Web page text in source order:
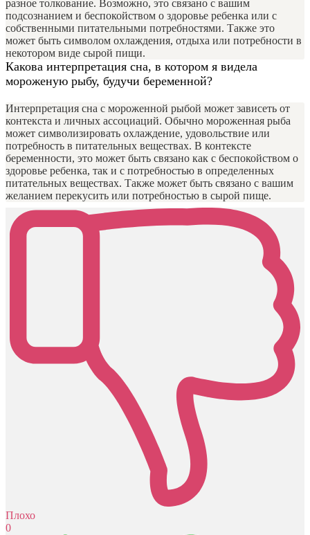
разное толкование. Возможно, это связано с вашим
подсознанием и беспокойством о здоровье ребенка или с
собственными питательными потребностями. Также это
может быть символом охлаждения, отдыха или потребности в
некотором виде сырой пищи.
Какова интерпретация сна, в котором я видела
мороженую рыбу, будучи беременной?
Интерпретация сна с мороженной рыбой может зависеть от
контекста и личных ассоциаций. Обычно мороженная рыба
может символизировать охлаждение, удовольствие или
потребность в питательных веществах. В контексте
беременности, это может быть связано как с беспокойством о
здоровье ребенка, так и с потребностью в определенных
питательных веществах. Также может быть связано с вашим
желанием перекусить или потребностью в сырой пище.
Плохо
0